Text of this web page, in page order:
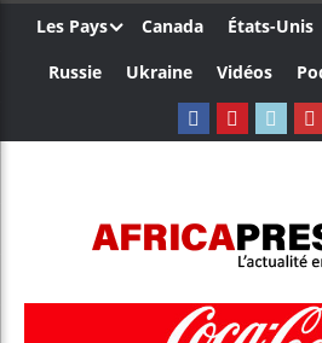
Les Pays Canada États-Unis
Russie
Ukraine Vidéos